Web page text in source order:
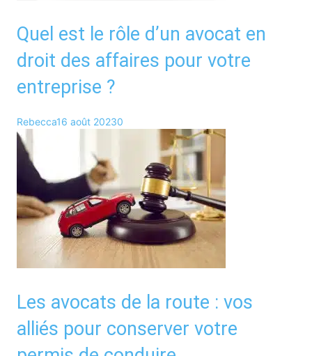
Quel est le rôle d’un avocat en
droit des affaires pour votre
entreprise ?
Rebecca16 août 20230
Les avocats de la route : vos
alliés pour conserver votre